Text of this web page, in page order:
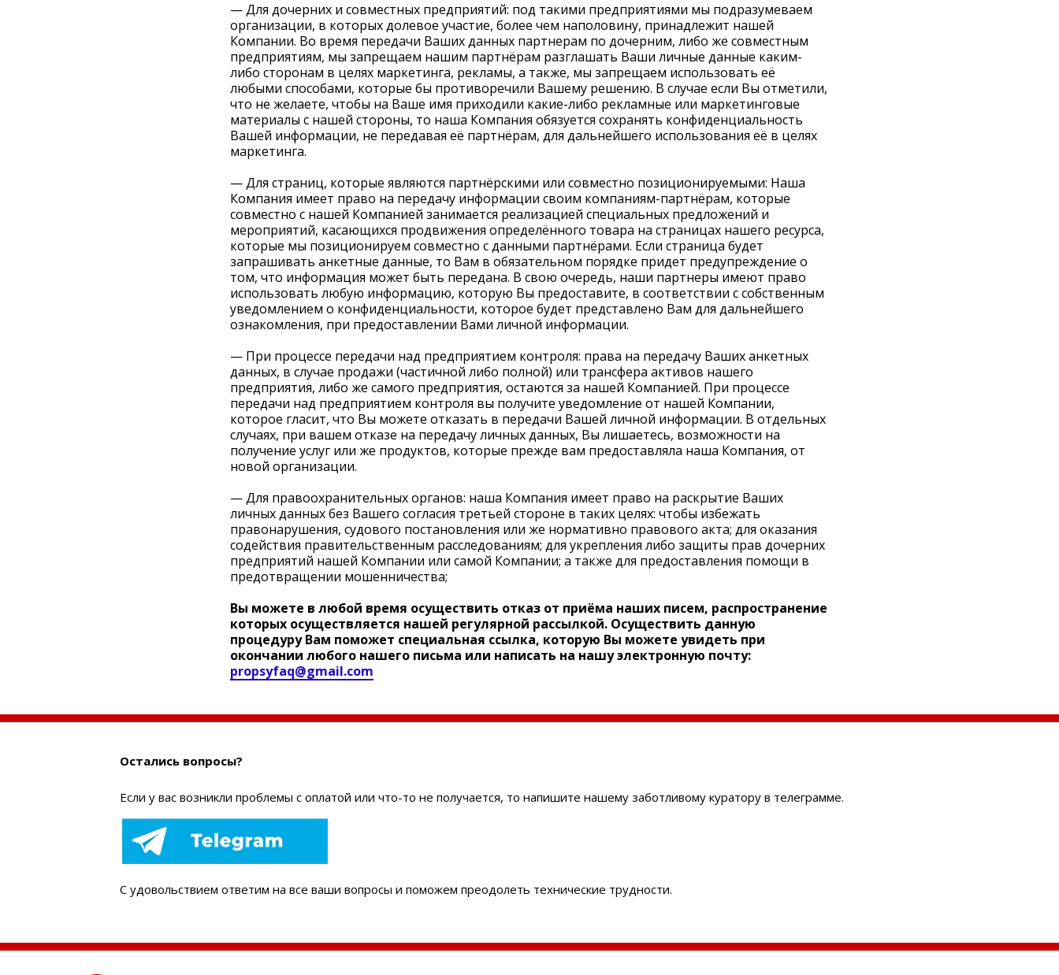
— Для дочерних и совместных предприятий: под такими предприятиями мы подразумеваем
организации, в которых долевое участие, более чем наполовину, принадлежит нашей
Компании. Во время передачи Ваших данных партнерам по дочерним, либо же совместным
предприятиям, мы запрещаем нашим партнёрам разглашать Ваши личные данные каким-
либо сторонам в целях маркетинга, рекламы, а также, мы запрещаем использовать её
любыми способами, которые бы противоречили Вашему решению. В случае если Вы отметили,
что не желаете, чтобы на Ваше имя приходили какие-либо рекламные или маркетинговые
материалы с нашей стороны, то наша Компания обязуется сохранять конфиденциальность
Вашей информации, не передавая её партнёрам, для дальнейшего использования её в целях
маркетинга.
— Для страниц, которые являются партнёрскими или совместно позиционируемыми: Наша
Компания имеет право на передачу информации своим компаниям-партнёрам, которые
совместно с нашей Компанией занимается реализацией специальных предложений и
мероприятий, касающихся продвижения определённого товара на страницах нашего ресурса,
которые мы позиционируем совместно с данными партнёрами. Если страница будет
запрашивать анкетные данные, то Вам в обязательном порядке придет предупреждение о
том, что информация может быть передана. В свою очередь, наши партнеры имеют право
использовать любую информацию, которую Вы предоставите, в соответствии с собственным
уведомлением о конфиденциальности, которое будет представлено Вам для дальнейшего
ознакомления, при предоставлении Вами личной информации.
— При процессе передачи над предприятием контроля: права на передачу Ваших анкетных
данных, в случае продажи (частичной либо полной) или трансфера активов нашего
предприятия, либо же самого предприятия, остаются за нашей Компанией. При процессе
передачи над предприятием контроля вы получите уведомление от нашей Компании,
которое гласит, что Вы можете отказать в передачи Вашей личной информации. В отдельных
случаях, при вашем отказе на передачу личных данных, Вы лишаетесь, возможности на
получение услуг или же продуктов, которые прежде вам предоставляла наша Компания, от
новой организации.
— Для правоохранительных органов: наша Компания имеет право на раскрытие Ваших
личных данных без Вашего согласия третьей стороне в таких целях: чтобы избежать
правонарушения, судового постановления или же нормативно правового акта; для оказания
содействия правительственным расследованиям; для укрепления либо защиты прав дочерних
предприятий нашей Компании или самой Компании; а также для предоставления помощи в
предотвращении мошенничества;
Вы можете в любой время осуществить отказ от приёма наших писем, распространение
которых осуществляется нашей регулярной рассылкой. Осуществить данную
процедуру Вам поможет специальная ссылка, которую Вы можете увидеть при
окончании любого нашего письма или написать на нашу электронную почту:
propsyfaq@gmail.com
Остались вопросы?
Если у вас возникли проблемы с оплатой или что-то не получается, то напишите нашему заботливому куратору в телеграмме.
С удовольствием ответим на все ваши вопросы и поможем преодолеть технические трудности.